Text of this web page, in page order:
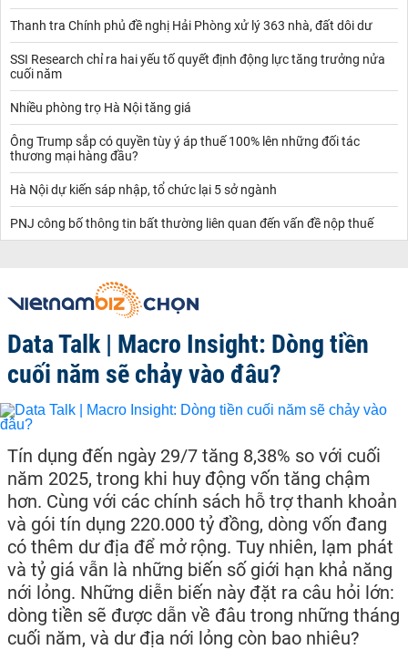
Thanh tra Chính phủ đề nghị Hải Phòng xử lý 363 nhà, đất dôi dư
SSI Research chỉ ra hai yếu tố quyết định động lực tăng trưởng nửa
cuối năm
Nhiều phòng trọ Hà Nội tăng giá
Ông Trump sắp có quyền tùy ý áp thuế 100% lên những đối tác
thương mại hàng đầu?
Hà Nội dự kiến sáp nhập, tổ chức lại 5 sở ngành
PNJ công bố thông tin bất thường liên quan đến vấn đề nộp thuế
Data Talk | Macro Insight: Dòng tiền
cuối năm sẽ chảy vào đâu?
Tín dụng đến ngày 29/7 tăng 8,38% so với cuối
năm 2025, trong khi huy động vốn tăng chậm
hơn. Cùng với các chính sách hỗ trợ thanh khoản
và gói tín dụng 220.000 tỷ đồng, dòng vốn đang
có thêm dư địa để mở rộng. Tuy nhiên, lạm phát
và tỷ giá vẫn là những biến số giới hạn khả năng
nới lỏng. Những diễn biến này đặt ra câu hỏi lớn:
dòng tiền sẽ được dẫn về đâu trong những tháng
cuối năm, và dư địa nới lỏng còn bao nhiêu?